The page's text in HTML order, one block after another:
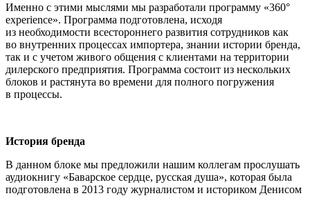
Именно с этими мыслями мы разработа­ли программу «360°
experience». Програм­ма подготовлена, исходя
из необходимости всестороннего развития сотрудников как
во внутренних процессах импортера, зна­нии истории бренда,
так и с учетом живого общения с клиентами на территории
дилерского предприятия. Программа состоит из нескольких
блоков и растянута во времени для полного погружения
в про­цессы.
История бренда
В данном блоке мы предложили нашим коллегам прослушать
аудиокнигу «Бавар­ское сердце, русская душа», которая была
подготовлена в 2013 году журналистом и историком Денисом